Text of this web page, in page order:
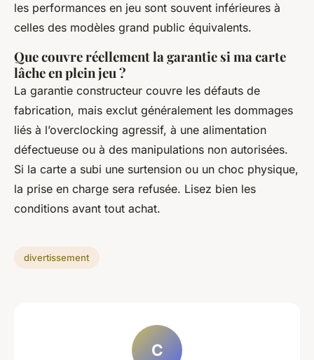
les performances en jeu sont souvent inférieures à
celles des modèles grand public équivalents.
Que couvre réellement la garantie si ma carte
lâche en plein jeu ?
La garantie constructeur couvre les défauts de
fabrication, mais exclut généralement les dommages
liés à l’overclocking agressif, à une alimentation
défectueuse ou à des manipulations non autorisées.
Si la carte a subi une surtension ou un choc physique,
la prise en charge sera refusée. Lisez bien les
conditions avant tout achat.
divertissement
C